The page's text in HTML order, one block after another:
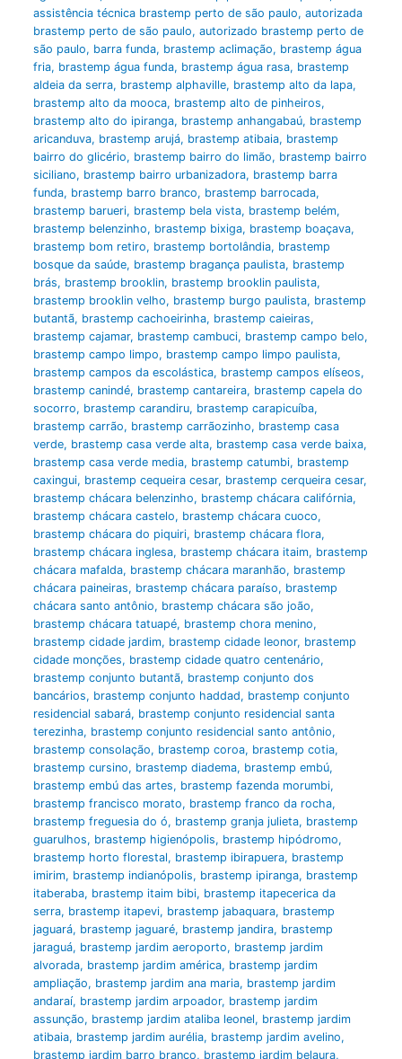
assistência técnica brastemp perto de são paulo, autorizada
brastemp perto de são paulo, autorizado brastemp perto de
são paulo, barra funda, brastemp aclimação, brastemp água
fria, brastemp água funda, brastemp água rasa, brastemp
aldeia da serra, brastemp alphaville, brastemp alto da lapa,
brastemp alto da mooca, brastemp alto de pinheiros,
brastemp alto do ipiranga, brastemp anhangabaú, brastemp
aricanduva, brastemp arujá, brastemp atibaia, brastemp
bairro do glicério, brastemp bairro do limão, brastemp bairro
siciliano, brastemp bairro urbanizadora, brastemp barra
funda, brastemp barro branco, brastemp barrocada,
brastemp barueri, brastemp bela vista, brastemp belém,
brastemp belenzinho, brastemp bixiga, brastemp boaçava,
brastemp bom retiro, brastemp bortolândia, brastemp
bosque da saúde, brastemp bragança paulista, brastemp
brás, brastemp brooklin, brastemp brooklin paulista,
brastemp brooklin velho, brastemp burgo paulista, brastemp
butantã, brastemp cachoeirinha, brastemp caieiras,
brastemp cajamar, brastemp cambuci, brastemp campo belo,
brastemp campo limpo, brastemp campo limpo paulista,
brastemp campos da escolástica, brastemp campos elíseos,
brastemp canindé, brastemp cantareira, brastemp capela do
socorro, brastemp carandiru, brastemp carapicuíba,
brastemp carrão, brastemp carrãozinho, brastemp casa
verde, brastemp casa verde alta, brastemp casa verde baixa,
brastemp casa verde media, brastemp catumbi, brastemp
caxingui, brastemp cequeira cesar, brastemp cerqueira cesar,
brastemp chácara belenzinho, brastemp chácara califórnia,
brastemp chácara castelo, brastemp chácara cuoco,
brastemp chácara do piquiri, brastemp chácara flora,
brastemp chácara inglesa, brastemp chácara itaim, brastemp
chácara mafalda, brastemp chácara maranhão, brastemp
chácara paineiras, brastemp chácara paraíso, brastemp
chácara santo antônio, brastemp chácara são joão,
brastemp chácara tatuapé, brastemp chora menino,
brastemp cidade jardim, brastemp cidade leonor, brastemp
cidade monções, brastemp cidade quatro centenário,
brastemp conjunto butantã, brastemp conjunto dos
bancários, brastemp conjunto haddad, brastemp conjunto
residencial sabará, brastemp conjunto residencial santa
terezinha, brastemp conjunto residencial santo antônio,
brastemp consolação, brastemp coroa, brastemp cotia,
brastemp cursino, brastemp diadema, brastemp embú,
brastemp embú das artes, brastemp fazenda morumbi,
brastemp francisco morato, brastemp franco da rocha,
brastemp freguesia do ó, brastemp granja julieta, brastemp
guarulhos, brastemp higienópolis, brastemp hipódromo,
brastemp horto florestal, brastemp ibirapuera, brastemp
imirim, brastemp indianópolis, brastemp ipiranga, brastemp
itaberaba, brastemp itaim bibi, brastemp itapecerica da
serra, brastemp itapevi, brastemp jabaquara, brastemp
jaguará, brastemp jaguaré, brastemp jandira, brastemp
jaraguá, brastemp jardim aeroporto, brastemp jardim
alvorada, brastemp jardim américa, brastemp jardim
ampliação, brastemp jardim ana maria, brastemp jardim
andaraí, brastemp jardim arpoador, brastemp jardim
assunção, brastemp jardim ataliba leonel, brastemp jardim
atibaia, brastemp jardim aurélia, brastemp jardim avelino,
brastemp jardim barro branco, brastemp jardim belaura,